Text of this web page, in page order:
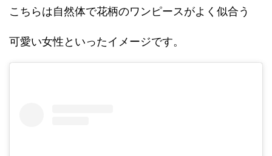
こちらは自然体で花柄のワンピースがよく似合う
可愛い女性といったイメージです。